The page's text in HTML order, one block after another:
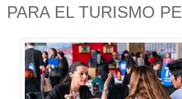
PARA EL TURISMO